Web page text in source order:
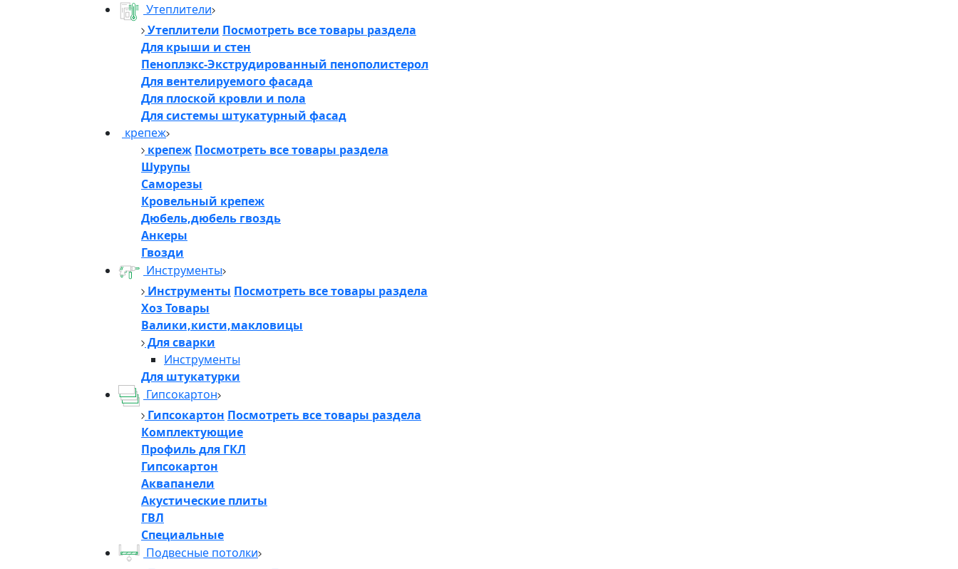
Утеплители
Утеплители Посмотреть все товары раздела
Для крыши и стен
Пеноплэкс-Экструдированный пенополистерол
Для вентелируемого фасада
Для плоской кровли и пола
Для системы штукатурный фасад
крепеж
крепеж Посмотреть все товары раздела
Шурупы
Саморезы
Кровельный крепеж
Дюбель,дюбель гвоздь
Анкеры
Гвозди
Инструменты
Инструменты Посмотреть все товары раздела
Хоз Товары
Валики,кисти,макловицы
Для сварки
Инструменты
Для штукатурки
Гипсокартон
Гипсокартон Посмотреть все товары раздела
Комплектующие
Профиль для ГКЛ
Гипсокартон
Аквапанели
Акустические плиты
ГВЛ
Специальные
Подвесные потолки